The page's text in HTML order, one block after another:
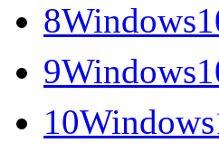
8
9
10